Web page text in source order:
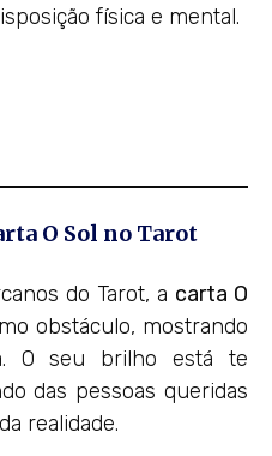
física e mental.
O Sol no Tarot
do Tarot, a carta O
obstáculo, mostrando
O seu brilho está te
das pessoas queridas
realidade.